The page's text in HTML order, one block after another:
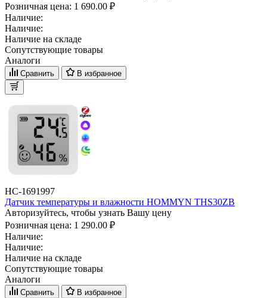
Розничная цена: 1 690.00 ₽
Наличие:
Наличие:
Наличие на складе
Сопутствующие товары
Аналоги
Сравнить В избранное
НС-1691997
Датчик температуры и влажности HOMMYN THS30ZB
Авторизуйтесь, чтобы узнать Вашу цену
Розничная цена: 1 290.00 ₽
Наличие:
Наличие:
Наличие на складе
Сопутствующие товары
Аналоги
Сравнить В избранное